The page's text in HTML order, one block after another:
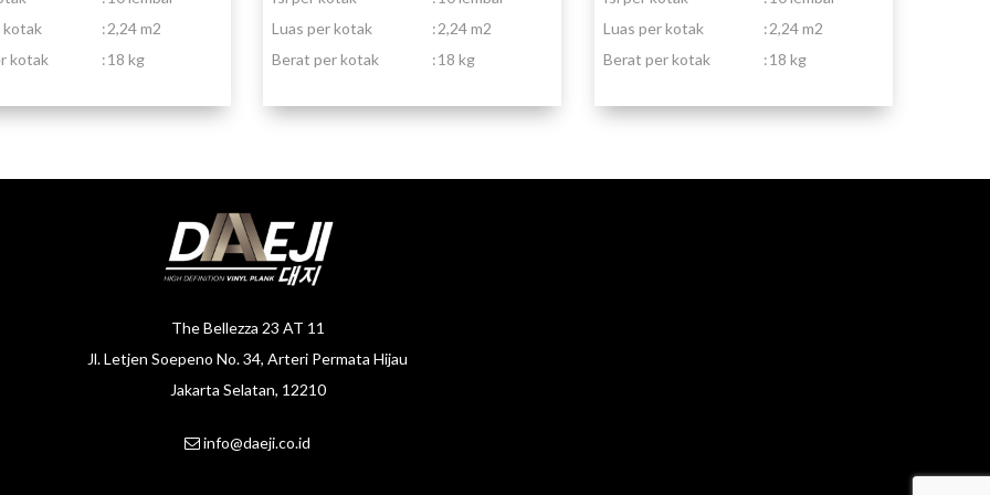
kotak
:2,24 m2
kotak
:18 kg
Luas per kotak
:2,24 m2
Berat per kotak
:18 kg
Luas per kotak
:2,24 m2
Berat per kotak
:18 kg
The Bellezza 23 AT 11
Jl. Letjen Soepeno No. 34, Arteri Permata Hijau
Jakarta Selatan, 12210
info@daeji.co.id